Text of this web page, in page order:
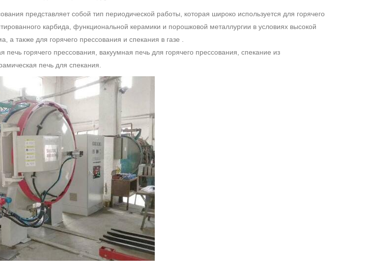
представляет собой тип периодической работы, которая широко используется для горячего
карбида, функциональной керамики и порошковой металлургии в условиях высокой
а также для горячего прессования и спекания в газе .
печь горячего прессования, вакуумная печь для горячего прессования, спекание из
печь для спекания.